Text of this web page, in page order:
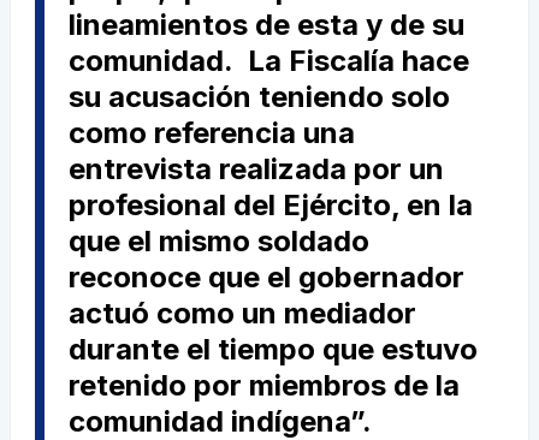
lineamientos de esta y de su
comunidad. La Fiscalía hace
su acusación teniendo solo
como referencia una
entrevista realizada por un
profesional del Ejército, en la
que el mismo soldado
reconoce que el gobernador
actuó como un mediador
durante el tiempo que estuvo
retenido por miembros de la
comunidad indígena”.